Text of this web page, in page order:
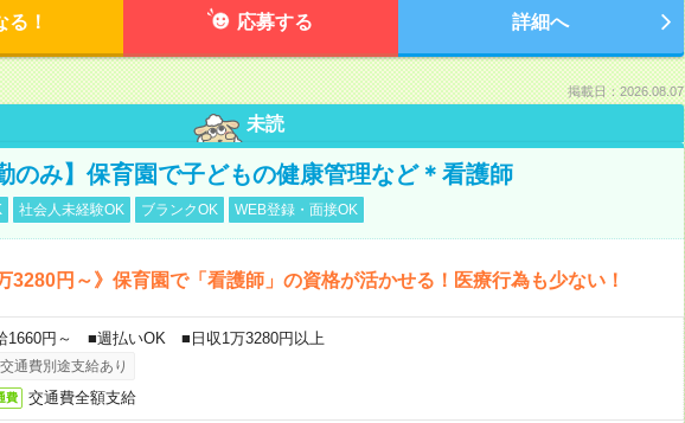
る！ 応募する 詳細へ
掲載日：2026.08.07
未読
のみ】保育園で子どもの健康管理など＊看護師
社会人未経験OK ブランクOK WEB登録・面接OK
3280円～》保育園で「看護師」の資格が活かせる！医療行為も少ない！
1660円～ ■週払いOK ■日収1万3280円以上
交通費別途支給あり
費 交通費全額支給